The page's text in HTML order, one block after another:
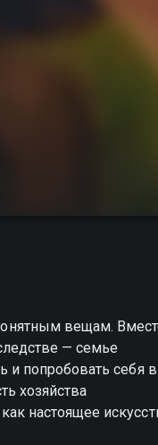
вещам.
— семье
и попробовать себя в
хозяйства
настоящее
ним всегда дочь